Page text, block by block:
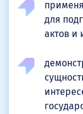
для
актов и